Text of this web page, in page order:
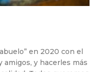
en 2020 con el
amigos, y hacerles más